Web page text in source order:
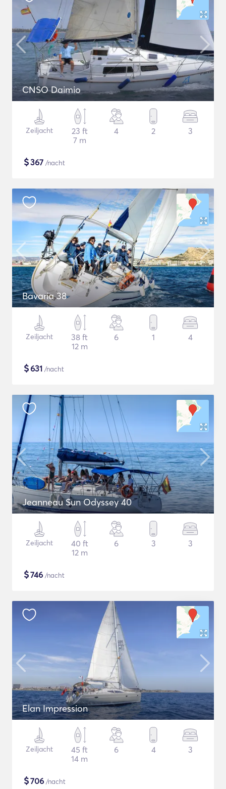
CNSO Daimio
Zeiljacht
23 ft
7 m
4 2 3
$367 /nacht
Bavaria 38
Zeiljacht
38 ft
12 m
6 1 4
$631 /nacht
Jeanneau Sun Odyssey 40
Zeiljacht
40 ft
12 m
6 3 3
$746 /nacht
Elan Impression
Zeiljacht
45 ft
14 m
6 4 3
$706 /nacht